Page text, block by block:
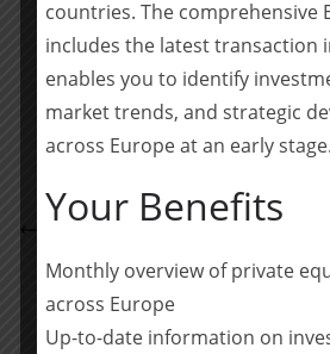
Teilen
Sattler & Partner AG berät die
an AUCTUS Capital Partners
OMMAX advised Crédit
successful investment
countries. The comprehensive
includes the latest transaction
enables you to identify
market trends, and strategic
across Europe at an early stage.
Your Benefits
Monthly overview of private
across Europe
Up-to-date information on